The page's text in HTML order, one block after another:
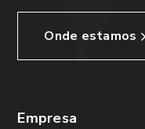
Onde estamos
Empresa